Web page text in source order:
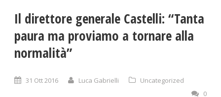
Il direttore generale Castelli: “Tanta
paura ma proviamo a tornare alla
normalità”
31 Ott 2016 Luca Gabrielli
Uncategorized
0